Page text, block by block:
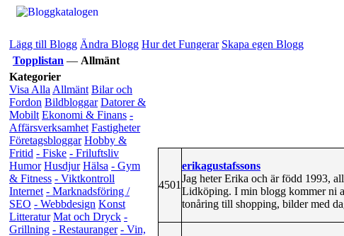
Lägg till Blogg Ändra Blogg Hur det Fungerar Skapa egen Blogg
Topplistan — Allmänt
Kategorier
Visa Alla Allmänt Bilar och
Fordon Bildbloggar Datorer &
Mobilt Ekonomi & Finans -
Affärsverksamhet Fastigheter
Företagsbloggar Hobby &
Fritid - Fiske - Friluftsliv
Humor Husdjur Hälsa - Gym
& Fitness - Viktkontroll
Internet - Marknadsföring /
SEO - Webbdesign Konst
Litteratur Mat och Dryck -
Grillning - Restauranger - Vin,
4501
erikagustafssons
Jag heter Erika och är född 1993,
Lidköping. I min blogg kommer ni
tonåring till shopping, bilder med